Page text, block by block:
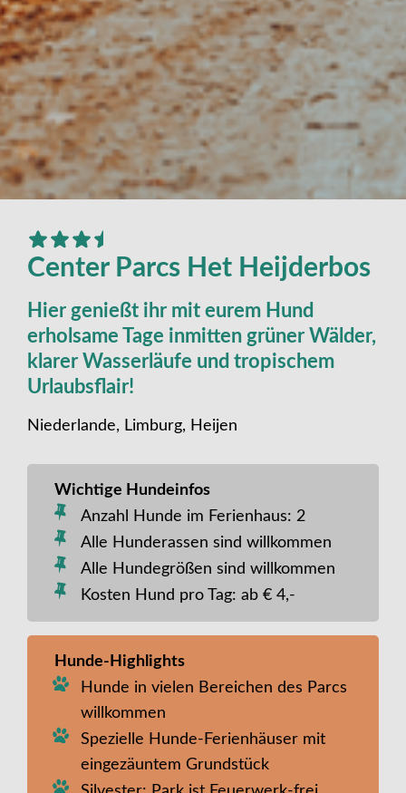
Center Parcs Het Heijderbos
Hier genießt ihr mit eurem Hund
erholsame Tage inmitten grüner Wälder,
klarer Wasserläufe und tropischem
Urlaubsflair!
Niederlande, Limburg, Heijen
Wichtige Hundeinfos
Anzahl Hunde im Ferienhaus: 2
Alle Hunderassen sind willkommen
Alle Hundegrößen sind willkommen
Kosten Hund pro Tag: ab € 4,-
Hunde-Highlights
Hunde in vielen Bereichen des Parcs
willkommen
Spezielle Hunde-Ferienhäuser mit
eingezäuntem Grundstück